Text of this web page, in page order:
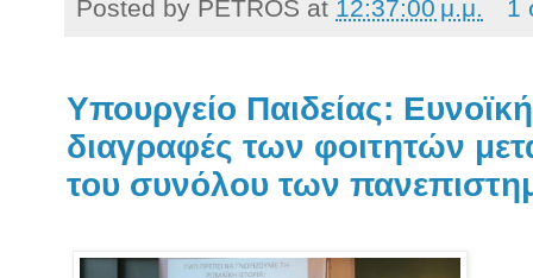
Posted by PETROS at 12:37:00 μ.μ. 1
Υπουργείο Παιδείας:
διαγραφές των φοιτητών
του συνόλου των